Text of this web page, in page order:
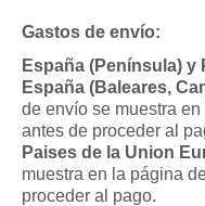
Gastos de envío:
España (Península) y
España (Baleares,
de envío se muestra
antes de proceder al
Paises de la Union
muestra en la página
proceder al pago.